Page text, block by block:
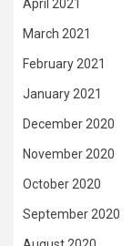
April 2021
March 2021
February 2021
January 2021
December 2020
November 2020
October 2020
September 2020